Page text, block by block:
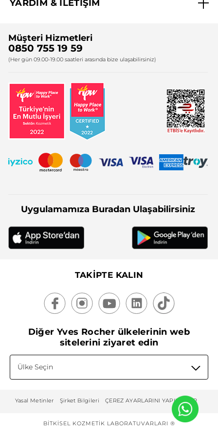
Yves Rocher Vakfı
YARDIM & İLETİŞİM
Bize Ulaşın
Firma Bilgileri
Müşteri Hizmetleri
0850 755 19 59
(Her gün 09.00-19.00 saatleri arasında bize ulaşabilirsiniz)
Uygulamamıza Buradan Ulaşabilirsiniz
TAKİPTE KALIN
Diğer Yves Rocher ülkelerinin web
sitelerini ziyaret edin
Ülke Seçin
Yasal Metinler Şirket Bilgileri ÇEREZ AYARLARINI YAPILANDIR
BITKISEL KOZMETIK LABORATUVARLARI ®